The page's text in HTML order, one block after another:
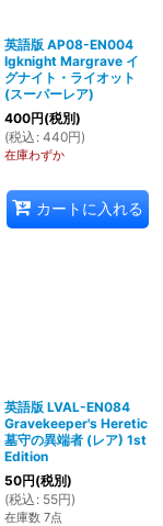
英語版 AP08-EN004
Igknight Margrave イ
グナイト・ライオット
(スーパーレア)
400円(税別)
(税込 : 440円)
在庫わずか
カートに入れる
英語版 LVAL-EN084
Gravekeeper's Heretic
墓守の異端者 (レア) 1st
Edition
50円(税別)
(税込 : 55円)
在庫数 7点